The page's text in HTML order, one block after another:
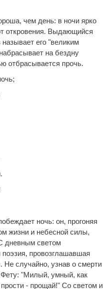
чем день: в ночи ярко
откровения. Выдающийся
его "великим
на бездну
отбрасывается прочь.
ночь: он, прогоняя
жизни и небесной силы,
дневным светом
провозглашавшая
Не случайно, узнав о смерти
"Милый, умный, как
- прощай!" Со светом и